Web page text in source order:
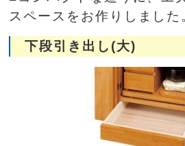
スペースをお作りしました
下段引き出し(大)